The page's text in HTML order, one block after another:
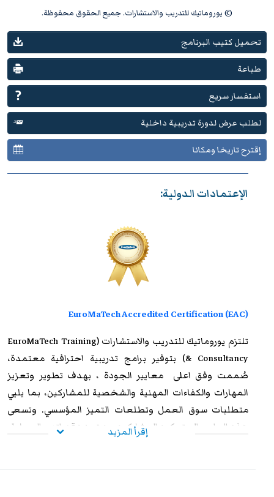
© يوروماتيك للتدريب والاستشارات. جميع الحقوق محفوظة.
تحميل كتيب البرنامج
طباعة
استفسار سريع
لطلب عرض لدورة تدريبية داخلية
إقترح تاريخا ومكانا
الإعتمادات الدولية:
EuroMaTech Accredited Certification (EAC)
تلتزم يوروماتيك للتدريب
والاستشارات (EuroMaTech Training
& Consultancy) بتوفير برامج تدريبية احترافية معتمدة،
صُممت وفق اعلى معايير الجودة ، بهدف تطوير وتعزيز
المهارات والكفاءات المهنية والشخصية للمشاركين، بما يلبي
متطلبات سوق العمل وتطلعات التميز المؤسسي. وتسعى
هذه البرامج إلى تمكين المشاركين من تعزيز قدراتهم العملية،
إقرأ المزيد